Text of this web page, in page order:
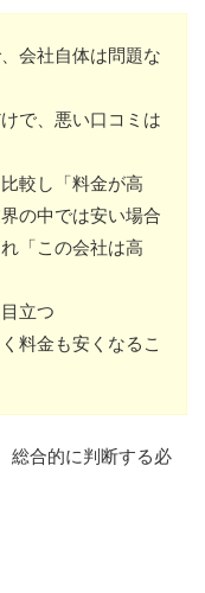
会社自体は問題な
で、悪い口コミは
較し「料金が高
の中では安い場合
「この会社は高
立つ
料金も安くなるこ
総合的に判断する必